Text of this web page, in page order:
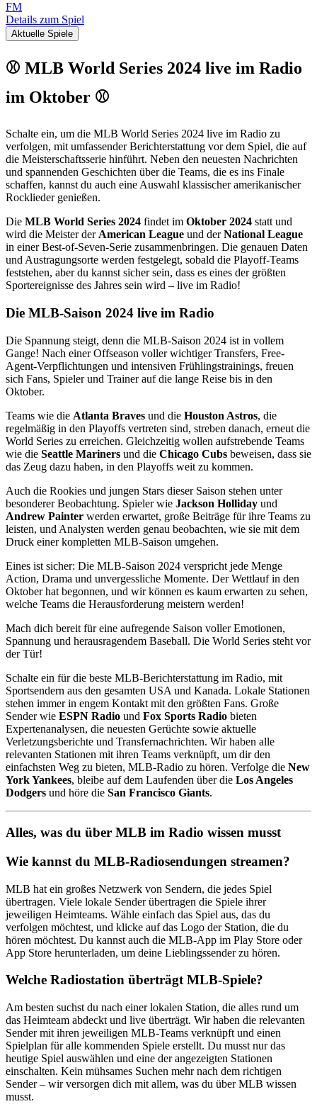
FM
Details zum Spiel
Aktuelle Spiele
⚾ MLB World Series 2024 live im Radio
im Oktober ⚾
Schalte ein, um die MLB World Series 2024 live im Radio zu
verfolgen, mit umfassender Berichterstattung vor dem Spiel, die auf
die Meisterschaftsserie hinführt. Neben den neuesten Nachrichten
und spannenden Geschichten über die Teams, die es ins Finale
schaffen, kannst du auch eine Auswahl klassischer amerikanischer
Rocklieder genießen.
Die MLB World Series 2024 findet im Oktober 2024 statt und
wird die Meister der American League und derNational League
in einer Best-of-Seven-Serie zusammenbringen. Die genauen Daten
und Austragungsorte werden festgelegt, sobald die Playoff-Teams
feststehen, aber du kannst sicher sein, dass es eines der größten
Sportereignisse des Jahres sein wird – live im Radio!
Die MLB-Saison 2024 live im Radio
Die Spannung steigt, denn die MLB-Saison 2024 ist in vollem
Gange! Nach einer Offseason voller wichtiger Transfers, Free-
Agent-Verpflichtungen und intensiven Frühlingstrainings, freuen
sich Fans, Spieler und Trainer auf die lange Reise bis in den
Oktober.
Teams wie die Atlanta Braves und die Houston Astros, die
regelmäßig in den Playoffs vertreten sind, streben danach, erneut die
World Series zu erreichen. Gleichzeitig wollen aufstrebende Teams
wie die Seattle Mariners und die Chicago Cubs beweisen, dass sie
das Zeug dazu haben, in den Playoffs weit zu kommen.
Auch die Rookies und jungen Stars dieser Saison stehen unter
besonderer Beobachtung. Spieler wie Jackson Holliday und
Andrew Painter werden erwartet, große Beiträge für ihre Teams zu
leisten, und Analysten werden genau beobachten, wie sie mit dem
Druck einer kompletten MLB-Saison umgehen.
Eines ist sicher: Die MLB-Saison 2024 verspricht jede Menge
Action, Drama und unvergessliche Momente. Der Wettlauf in den
Oktober hat begonnen, und wir können es kaum erwarten zu sehen,
welche Teams die Herausforderung meistern werden!
Mach dich bereit für eine aufregende Saison voller Emotionen,
Spannung und herausragendem Baseball. Die World Series steht vor
der Tür!
Schalte ein für die beste MLB-Berichterstattung im Radio, mit
Sportsendern aus den gesamten USA und Kanada. Lokale Stationen
stehen immer in engem Kontakt mit den größten Fans. Große
Sender wie ESPN Radio und Fox Sports Radio bieten
Expertenanalysen, die neuesten Gerüchte sowie aktuelle
Verletzungsberichte und Transfernachrichten. Wir haben alle
relevanten Stationen mit ihren Teams verknüpft, um dir den
einfachsten Weg zu bieten, MLB-Radio zu hören. Verfolge die New
York Yankees, bleibe auf dem Laufenden über die Los Angeles
Dodgers und höre die San Francisco Giants.
Alles, was du über MLB im Radio wissen musst
Wie kannst du MLB-Radiosendungen streamen?
MLB hat ein großes Netzwerk von Sendern, die jedes Spiel
übertragen. Viele lokale Sender übertragen die Spiele ihrer
jeweiligen Heimteams. Wähle einfach das Spiel aus, das du
verfolgen möchtest, und klicke auf das Logo der Station, die du
hören möchtest. Du kannst auch die MLB-App im Play Store oder
App Store herunterladen, um deine Lieblingssender zu hören.
Welche Radiostation überträgt MLB-Spiele?
Am besten suchst du nach einer lokalen Station, die alles rund um
das Heimteam abdeckt und live überträgt. Wir haben die relevanten
Sender mit ihren jeweiligen MLB-Teams verknüpft und einen
Spielplan für alle kommenden Spiele erstellt. Du musst nur das
heutige Spiel auswählen und eine der angezeigten Stationen
einschalten. Kein mühsames Suchen mehr nach dem richtigen
Sender – wir versorgen dich mit allem, was du über MLB wissen
musst.